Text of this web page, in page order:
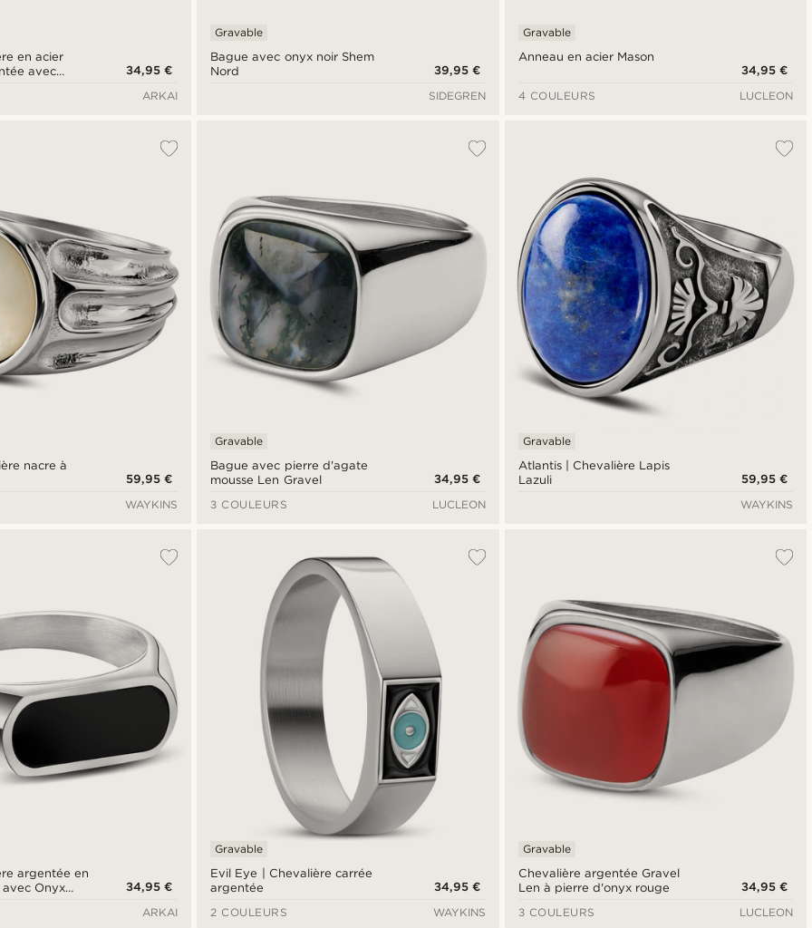
en acier
avec
34,95 €
ARKAI
Bague avec onyx noir Shem
Nord
Gravable
39,95 €
SIDEGREN
Anneau en acier Mason
Gravable
34,95 €
4 COULEURS
LUCLEON
nacre à
59,95 €
WAYKINS
Bague avec pierre d'agate
mousse Len Gravel
Gravable
34,95 €
3 COULEURS
LUCLEON
Atlantis | Chevalière Lapis
Lazuli
Gravable
59,95 €
WAYKINS
argentée en
Onyx
34,95 €
ARKAI
Evil Eye | Chevalière carrée
argentée
Gravable
34,95 €
2 COULEURS
WAYKINS
Chevalière argentée Gravel
Len à pierre d'onyx rouge
Gravable
34,95 €
3 COULEURS
LUCLEON